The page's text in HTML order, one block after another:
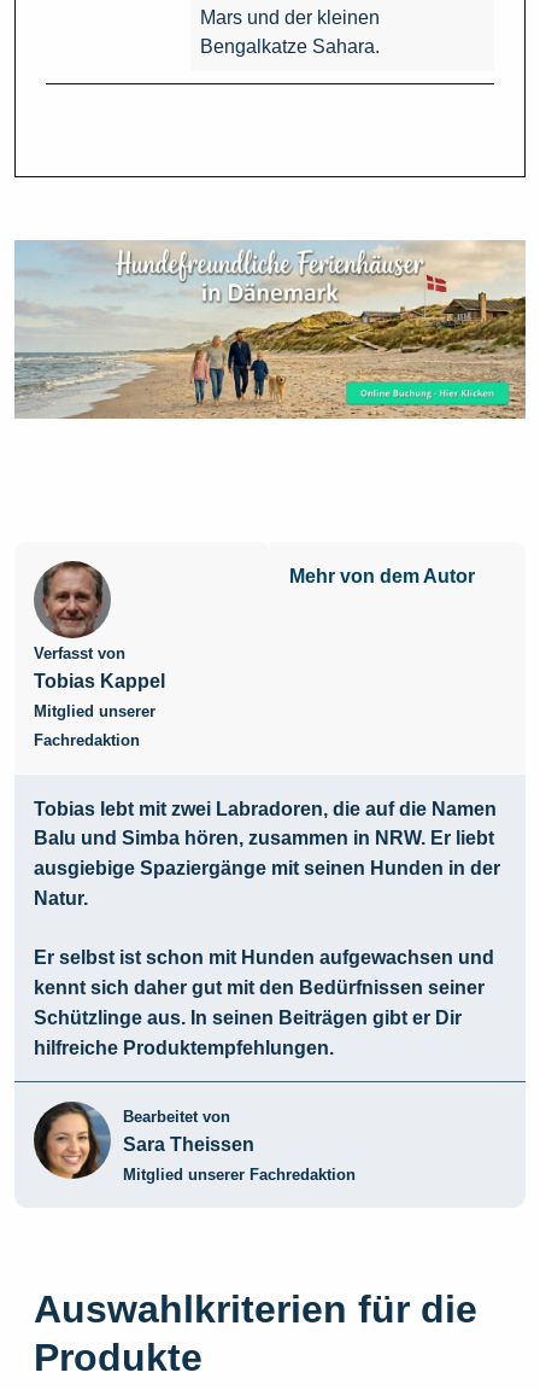
Mars und der kleinen
Bengalkatze Sahara.
Verfasst von
Tobias Kappel
Mitglied unserer
Fachredaktion
Mehr von dem Autor
Tobias lebt mit zwei Labradoren, die auf die Namen
Balu und Simba hören, zusammen in NRW. Er liebt
ausgiebige Spaziergänge mit seinen Hunden in der
Natur.
Er selbst ist schon mit Hunden aufgewachsen und
kennt sich daher gut mit den Bedürfnissen seiner
Schützlinge aus. In seinen Beiträgen gibt er Dir
hilfreiche Produktempfehlungen.
Bearbeitet von
Sara Theissen
Mitglied unserer Fachredaktion
Auswahlkriterien für die
Produkte